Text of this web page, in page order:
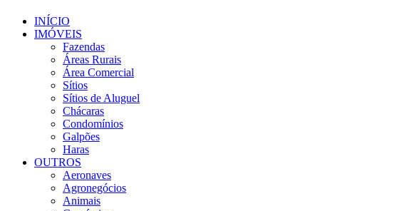
INÍCIO
IMÓVEIS
Fazendas
Áreas Rurais
Área Comercial
Sítios
Sítios de Aluguel
Chácaras
Condomínios
Galpões
Haras
OUTROS
Aeronaves
Agronegócios
Animais